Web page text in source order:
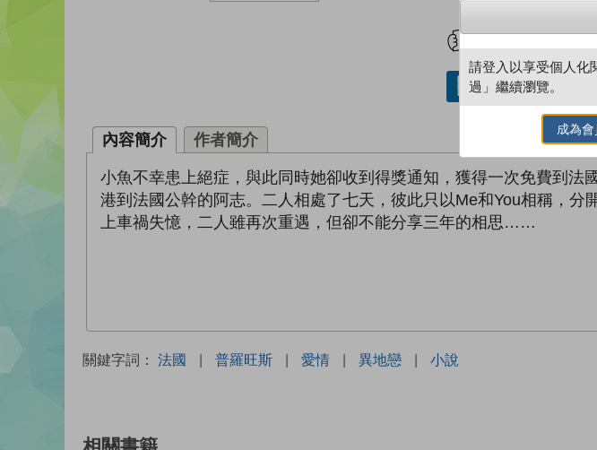
借閱實體書
內容簡介 作者簡介
小魚不幸患上絕症，與此同時她卻收到得獎通知，獲得一次免費到
港到法國公幹的阿志。二人相處了七天，彼此只以Me和You相稱，
上車禍失憶，二人雖再次重遇，但卻不能分享三年的相思……
關鍵字詞： 法國 | 普羅旺斯 | 愛情 | 異地戀 | 小說
相關書籍
請登入以享受個人化
過」繼續瀏覽。
成為會